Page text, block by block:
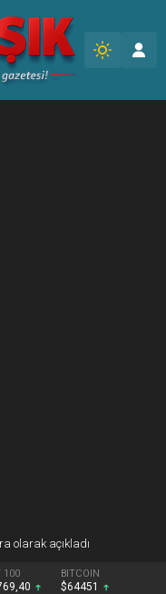
olarak açıkladı
100 BITCOIN
$64451